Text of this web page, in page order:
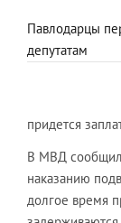
Павлодарцы
депутатам
придется
В МВД
наказанию
долгое время